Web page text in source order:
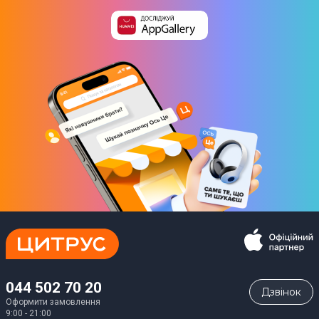
044 502 70 20
Оформити замовлення
9:00 - 21:00
Дзвiнок